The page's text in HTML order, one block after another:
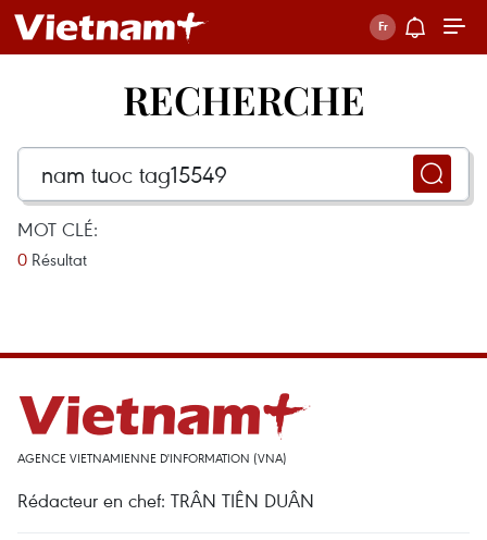
RECHERCHE
MOT CLÉ:
0 Résultat
AGENCE VIETNAMIENNE D'INFORMATION (VNA)
Rédacteur en chef: TRÂN TIÊN DUÂN